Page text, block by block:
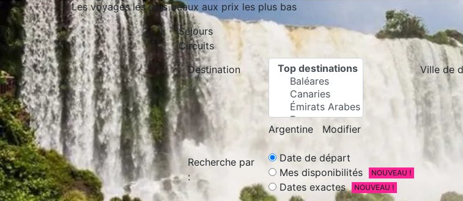
Les voyages les plus beaux aux prix les plus bas
Séjours
Circuits
Destination
Argentine Modifier
Ville de
Recherche par
:
Date de départ
Mes disponibilités
NOUVEAU !
Dates exactes NOUVEAU !